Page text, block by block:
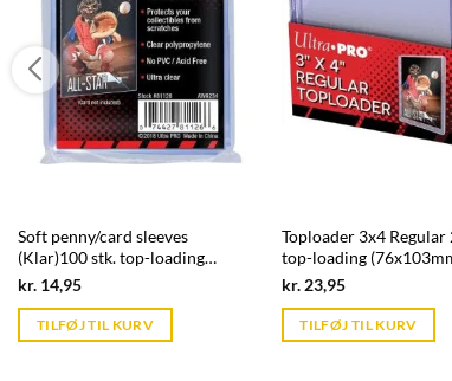
Soft penny/card sleeves
(Klar)100 stk. top-loading
(66,7x92mm) - Ultra Pro
kr. 14,95Current
is:
kr. 39,95.
TILFØJ TIL KURV
Toploader 3x4 Regular
top-loading
Pro
kr.23,95Current
is:
kr. 39,95.
TILFØJ TIL KURV